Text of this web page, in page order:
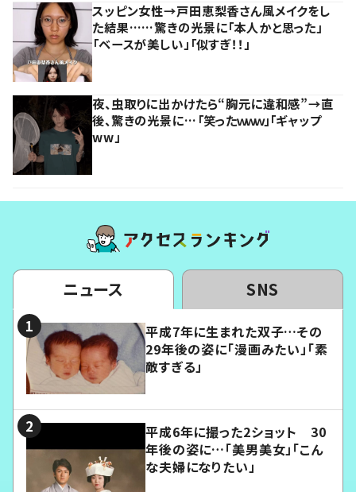
スッピン女性→戸田恵梨香さん風メイクをし
た結果……驚きの光景に「本人かと思った」
「ベースが美しい」「似すぎ！！」
夜、虫取りに出かけたら“胸元に違和感”→直
後、驚きの光景に…「笑ったｗｗｗ」「ギャップ
ww」
ニュース SNS
平成7年に生まれた双子…その
29年後の姿に「漫画みたい」「素
敵すぎる」
平成6年に撮った2ショット 30
年後の姿に…「美男美女」「こん
な夫婦になりたい」